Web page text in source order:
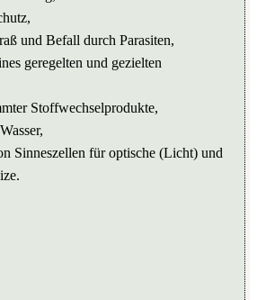
und Befall durch Parasiten,
geregelten und gezielten
Stoffwechselprodukte,
Sinneszellen für optische (Licht) und